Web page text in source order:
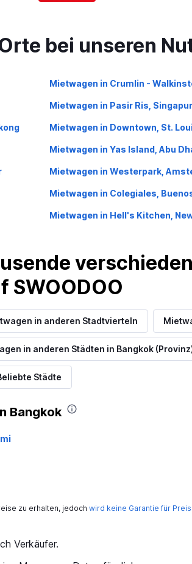
bei unseren
Mietwagen in Crumlin -
Mietwagen in Pasir Ris, Singapur
Mietwagen in Downtown, St.
Mietwagen in Yas Island, Abu
Mietwagen in Westerpark,
Mietwagen in Colegiales,
Mietwagen in Hell's Kitchen,
SWOODOO
in anderen Stadtvierteln
in anderen Städten in Bangkok
Städte
Bangkok
zu erhalten, jedoch wird keine Garantie für
Verkäufer.